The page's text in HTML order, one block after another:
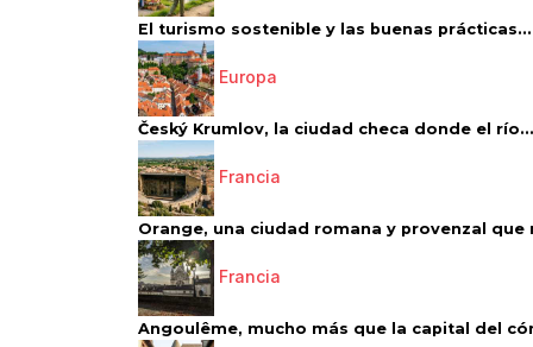
El turismo sostenible y las buenas prácticas...
Europa
Český Krumlov, la ciudad checa donde el río...
Francia
Orange, una ciudad romana y provenzal que
Francia
Angoulême, mucho más que la capital del